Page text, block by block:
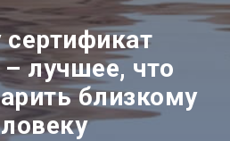
лучшее, что
близкому